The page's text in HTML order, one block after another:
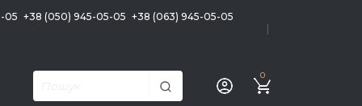
05 +38 (050) 945-05-05 +38 (063) 945-05-05
0